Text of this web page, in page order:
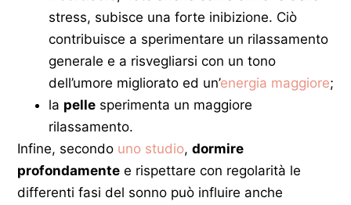
stress, subisce una forte inibizione. Ciò
contribuisce a sperimentare un rilassamento
generale e a risvegliarsi con un tono
dell’umore migliorato ed un’energia maggiore;
la pelle sperimenta un maggiore
rilassamento.
Infine, secondo uno studio, dormire
profondamente e rispettare con regolarità le
differenti fasi del sonno può influire anche